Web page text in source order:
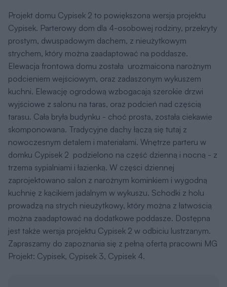
Projekt domu Cypisek 2 to powiększona wersja projektu
Cypisek. Parterowy dom dla 4-osobowej rodziny, przekryty
prostym, dwuspadowym dachem, z nieużytkowym
strychem, który można zaadaptować na poddasze.
Elewacja frontowa domu została urozmaicona narożnym
podcieniem wejściowym, oraz zadaszonym wykuszem
kuchni. Elewację ogrodową wzbogacają szerokie drzwi
wyjściowe z salonu na taras, oraz podcień nad częścią
tarasu. Cała bryła budynku - choć prosta, została ciekawie
skomponowana. Tradycyjne dachy łączą się tutaj z
nowoczesnym detalem i materiałami. Wnętrze parteru w
domku Cypisek 2 podzielono na część dzienną i nocną - z
trzema sypialniami i łazienką. W części dziennej
zaprojektowano salon z narożnym kominkiem i wygodną
kuchnię z kącikiem jadalnym w wykuszu. Schodki z holu
prowadzą na strych nieużytkowy, który można z łatwością
można zaadaptować na dodatkowe poddasze. Dostępna
jest także wersja projektu Cypisek 2 w odbiciu lustrzanym.
Zapraszamy do zapoznania się z pełną ofertą pracowni MG
Projekt: Cypisek, Cypisek 3, Cypisek 4.